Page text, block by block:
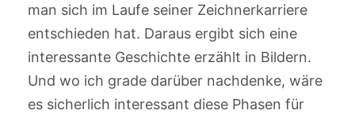
man sich im Laufe seiner Zeichnerkarriere
entschieden hat. Daraus ergibt sich eine
interessante Geschichte erzählt in Bildern.
Und wo ich grade darüber nachdenke, wäre
es sicherlich interessant diese Phasen für